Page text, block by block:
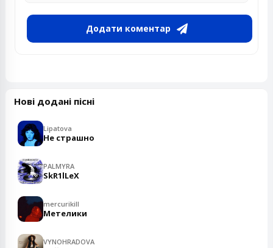
Додати коментар
Нові додані пісні
Lipatova
Не страшно
PALMYRA
SkR1lLeX
mercurikill
Метелики
VYNOHRADOVA